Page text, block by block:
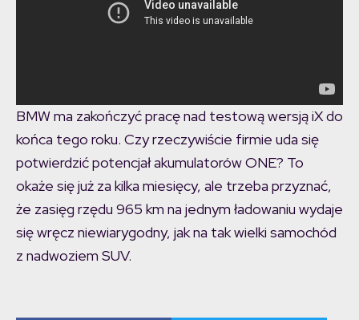
BMW ma zakończyć pracę nad testową wersją iX do
końca tego roku. Czy rzeczywiście firmie uda się
potwierdzić potencjał akumulatorów ONE? To
okaże się już za kilka miesięcy, ale trzeba przyznać,
że zasięg rzędu 965 km na jednym ładowaniu wydaje
się wręcz niewiarygodny, jak na tak wielki samochód
z nadwoziem SUV.